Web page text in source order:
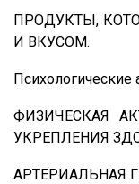
ПРОДУКТЫ,
И ВКУСОМ.
Психологические
ФИЗИЧЕСКАЯ
УКРЕПЛЕНИЯ
АРТЕРИАЛЬНАЯ